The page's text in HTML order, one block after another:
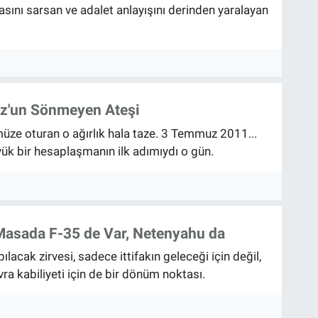
sarsan ve adalet anlayışını derinden yaralayan
Sönmeyen Ateşi
oturan o ağırlık hala taze. 3 Temmuz 2011...
bir hesaplaşmanın ilk adımıydı o gün.
F-35 de Var, Netenyahu da
zirvesi, sadece ittifakın geleceği için değil,
kabiliyeti için de bir dönüm noktası.